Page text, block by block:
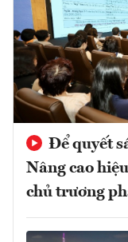
Để quyết
Nâng cao
chủ trương